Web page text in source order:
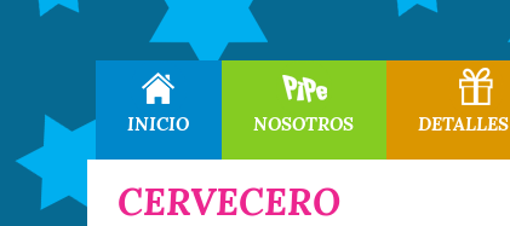
INICIO NOSOTROS DETALLES
CERVECERO